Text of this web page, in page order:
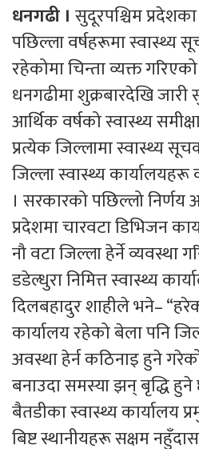
धनगढी । सुदूरपश्चिम
पछिल्ला वर्षहरूमा
रहेकोमा चिन्ता व्यक्त
धनगढीमा शुक्रबारदेखि
आर्थिक वर्षको स्वास्थ्य
प्रत्येक जिल्लामा स्वास्थ्य
जिल्ला स्वास्थ्य कार्यालयहरू
। सरकारको पछिल्लो निर्णय
प्रदेशमा चारवटा डिभिजन
नौ वटा जिल्ला हेर्ने व्यवस्था
डडेल्धुरा निमित्त स्वास्थ्य
दिलबहादुर शाहीले भने–
कार्यालय रहेको बेला पनि
अवस्था हेर्न कठिनाइ हुने
बनाउदा समस्या झन् बृद्धि हुने
बैतडीका स्वास्थ्य कार्यालय
बिष्ट स्थानीयहरू सक्षम